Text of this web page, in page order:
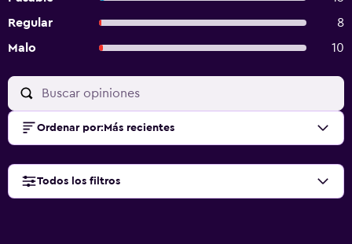
Regular
8
Malo
10
Ordenar por: Más recientes
Todos los filtros